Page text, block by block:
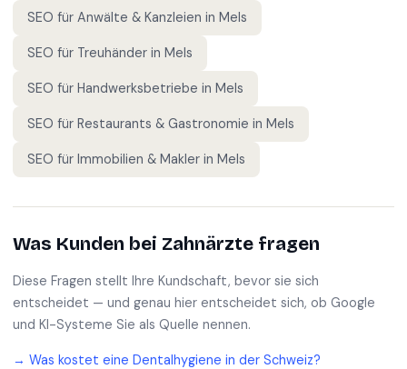
SEO für Anwälte & Kanzleien in Mels
SEO für Treuhänder in Mels
SEO für Handwerksbetriebe in Mels
SEO für Restaurants & Gastronomie in Mels
SEO für Immobilien & Makler in Mels
Was Kunden bei Zahnärzte fragen
Diese Fragen stellt Ihre Kundschaft, bevor sie sich
entscheidet — und genau hier entscheidet sich, ob Google
und KI-Systeme Sie als Quelle nennen.
→ Was kostet eine Dentalhygiene in der Schweiz?